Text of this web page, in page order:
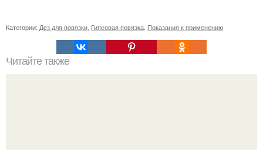
Категории: Дез для повязки Гипсовая повязка Показания к применению
Читайте также